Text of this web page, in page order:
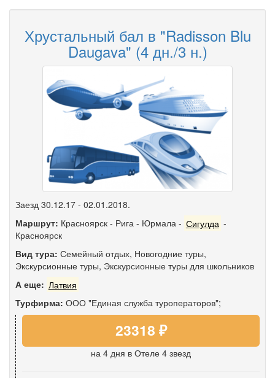
Хрустальный бал в "Radisson Blu
Daugava" (4 дн./3 н.)
Заезд 30.12.17 - 02.01.2018.
Маршрут: Красноярск - Рига - Юрмала - Сигулда -
Красноярск
Вид тура: Семейный отдых, Новогодние туры,
Экскурсионные туры, Экскурсионные туры для школьников
А еще: Латвия
Турфирма: ООО "Единая служба туроператоров";
23318 ₽
на 4 дня в Отеле 4 звезд